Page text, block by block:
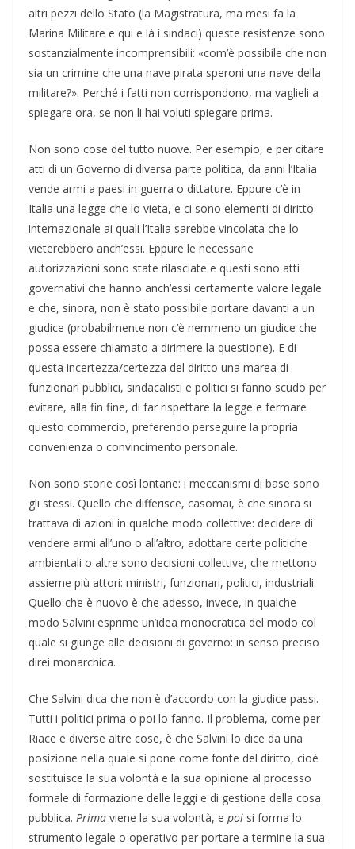
altri pezzi dello Stato (la Magistratura, ma mesi fa la
Marina Militare e qui e là i sindaci) queste resistenze sono
sostanzialmente incomprensibili: «com’è possibile che non
sia un crimine che una nave pirata speroni una nave della
militare?». Perché i fatti non corrispondono, ma vaglieli a
spiegare ora, se non li hai voluti spiegare prima.
Non sono cose del tutto nuove. Per esempio, e per citare
atti di un Governo di diversa parte politica, da anni l’Italia
vende armi a paesi in guerra o dittature. Eppure c’è in
Italia una legge che lo vieta, e ci sono elementi di diritto
internazionale ai quali l’Italia sarebbe vincolata che lo
vieterebbero anch’essi. Eppure le necessarie
autorizzazioni sono state rilasciate e questi sono atti
governativi che hanno anch’essi certamente valore legale
e che, sinora, non è stato possibile portare davanti a un
giudice (probabilmente non c’è nemmeno un giudice che
possa essere chiamato a dirimere la questione). E di
questa incertezza/certezza del diritto una marea di
funzionari pubblici, sindacalisti e politici si fanno scudo per
evitare, alla fin fine, di far rispettare la legge e fermare
questo commercio, preferendo perseguire la propria
convenienza o convincimento personale.
Non sono storie così lontane: i meccanismi di base sono
gli stessi. Quello che differisce, casomai, è che sinora si
trattava di azioni in qualche modo collettive: decidere di
vendere armi all’uno o all’altro, adottare certe politiche
ambientali o altre sono decisioni collettive, che mettono
assieme più attori: ministri, funzionari, politici, industriali.
Quello che è nuovo è che adesso, invece, in qualche
modo Salvini esprime un’idea monocratica del modo col
quale si giunge alle decisioni di governo: in senso preciso
direi monarchica.
Che Salvini dica che non è d’accordo con la giudice passi.
Tutti i politici prima o poi lo fanno. Il problema, come per
Riace e diverse altre cose, è che Salvini lo dice da una
posizione nella quale si pone come fonte del diritto, cioè
sostituisce la sua volontà e la sua opinione al processo
formale di formazione delle leggi e di gestione della cosa
pubblica. Prima viene la sua volontà, e poi si forma lo
strumento legale o operativo per portare a termine la sua